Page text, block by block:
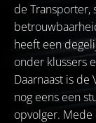
de Transporter,
heeft een
onder klussers
Daarnaast is de
nog eens een
opvolger.